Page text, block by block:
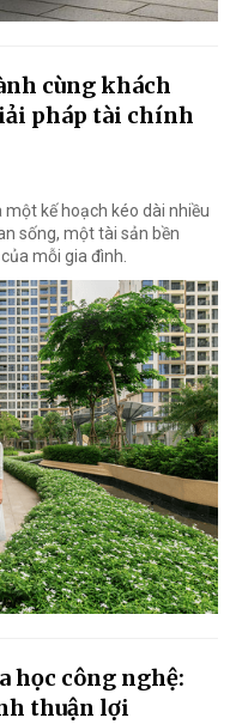
cùng khách
pháp tài chính
kế hoạch kéo dài nhiều
sống, một tài sản bền
mỗi gia đình.
học công nghệ:
thuận lợi